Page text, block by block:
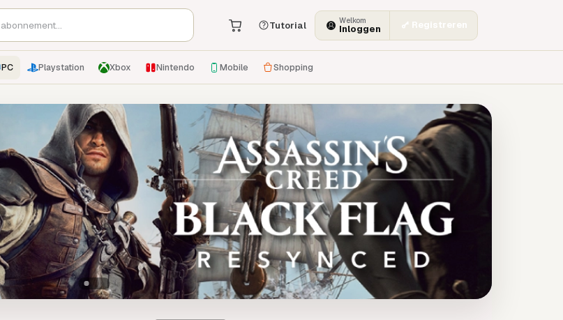
Tutorial Welkom
Inloggen Registreren
PC Playstation Xbox Nintendo Mobile Shopping